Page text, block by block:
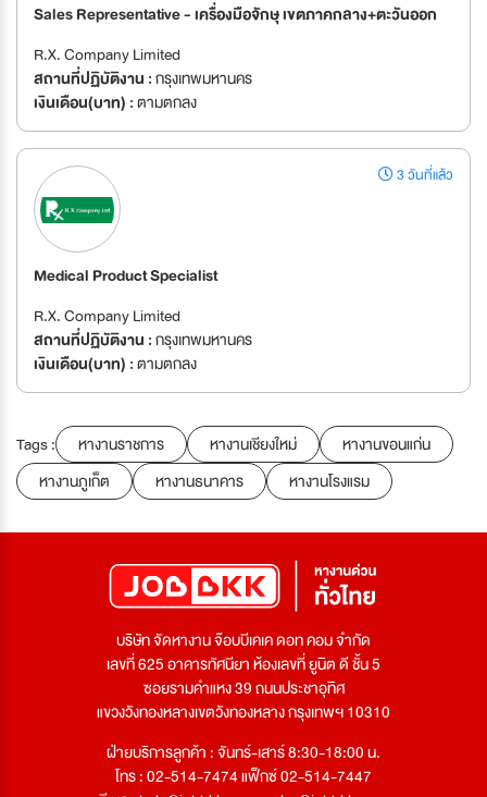
Sales Representative - เครื่องมือจักษุ เขตภาคกลาง+ตะวันออก
R.X. Company Limited
สถานที่ปฏิบัติงาน :กรุงเทพมหานคร
เงินเดือน(บาท) :ตามตกลง
3 วันที่แล้ว
Medical Product Specialist
R.X. Company Limited
สถานที่ปฏิบัติงาน :กรุงเทพมหานคร
เงินเดือน(บาท) :ตามตกลง
Tags : หางานราชการ หางานเชียงใหม่
หางานขอนแก่น
หางานภูเก็ต
หางานธนาคาร หางานโรงแรม
บริษัท จัดหางาน จ๊อบบีเคเค ดอท คอม จำกัด
เลขที่ 625 อาคารทัศนียา ห้องเลขที่ ยูนิต ดี ชั้น 5
ซอยรามคำแหง 39 ถนนประชาอุทิศ
แขวงวังทองหลางเขตวังทองหลาง กรุงเทพฯ 10310
ฝ่ายบริการลูกค้า : จันทร์-เสาร์ 8:30-18:00 น.
โทร : 02-514-7474 แฟ็กซ์ 02-514-7447